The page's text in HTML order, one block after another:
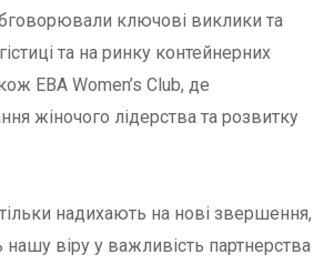
ключові виклики та
та на ринку контейнерних
EBA Women’s Club, де
жіночого лідерства та розвитку
надихають на нові звершення,
віру у важливість партнерства